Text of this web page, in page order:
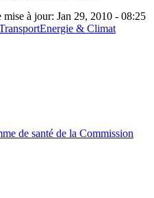
mise à jour: Jan 29, 2010 - 08:25
Energie & Climat
de santé de la Commission